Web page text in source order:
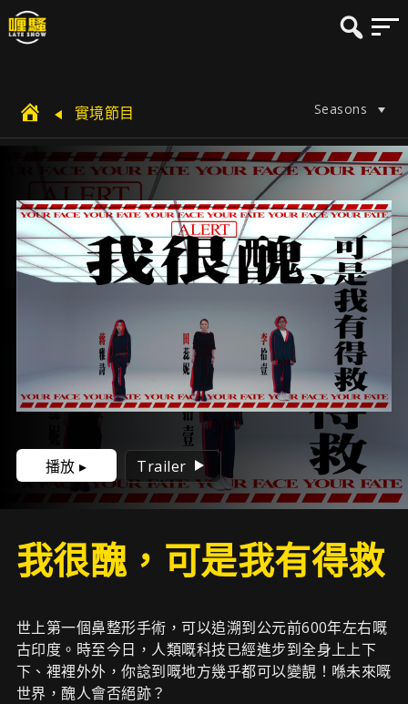
實境節目 Seasons
播放 ▸ Trailer
我很醜，可是我有得救
世上第一個鼻整形手術，可以追溯到公元前600年左右嘅
古印度。時至今日，人類嘅科技已經進步到全身上上下
下、裡裡外外，你諗到嘅地方幾乎都可以變靚！喺未來嘅
世界，醜人會否絕跡？